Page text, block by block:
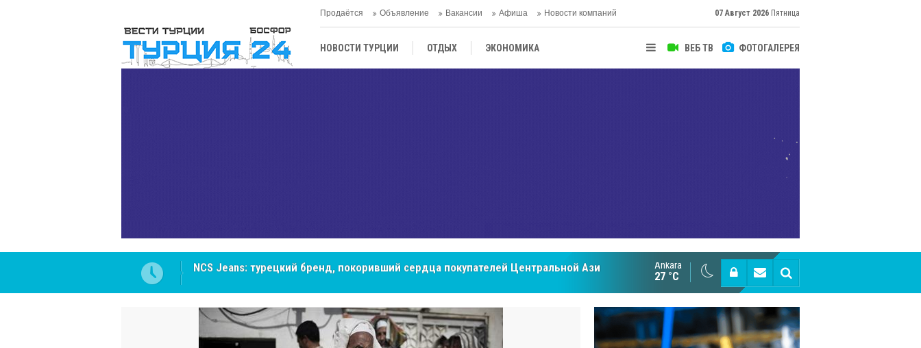
Продаётся Объявление Вакансии Афиша Новости компаний 07 Август 2026 Пятница
ВЕБ ТВ ФОТОГАЛЕРЕЯ
НОВОСТИ ТУРЦИИ ОТДЫХ ЭКОНОМИКА
Cottonhill покоряет мировые рынки Великий Шёлковый путь объединяет таланты в
Ankara
27 °C